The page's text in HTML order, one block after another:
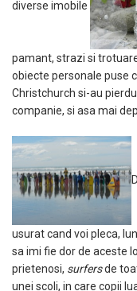
diverse imobile
pamant, strazi si
obiecte personale puse
Christchurch si-au
companie, si asa mai
usurat cand voi pleca,
sa imi fie dor de aceste
prietenosi, surfersde
unei scoli, in care copii